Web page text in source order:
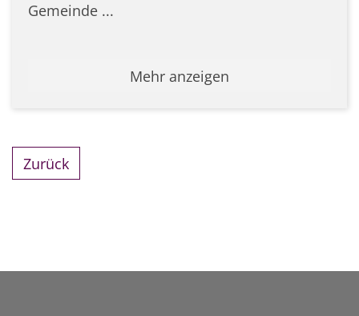
Gemeinde ...
Mehr anzeigen
Zurück